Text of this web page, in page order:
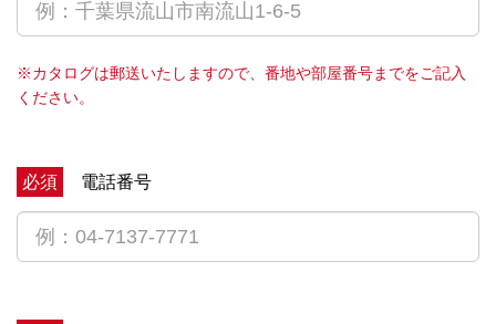
※カタログは郵送いたしますので、番地や部屋番号までをご記入
ください。
必須 電話番号